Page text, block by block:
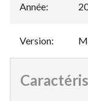
Année:
Version: